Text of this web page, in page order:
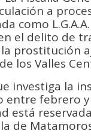
a
como
el delito de
prostitución
los Valles
investiga la
entre febrero
está
de